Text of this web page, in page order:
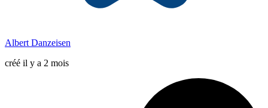
Albert Danzeisen
créé il y a 2 mois